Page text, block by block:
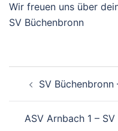
Wir freuen uns über
SV Büchenbronn
SV Büchenbronn
ASV Arnbach 1 –